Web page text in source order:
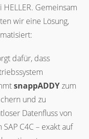
Gemeinsam
wir eine Lösung,
dafür, dass
snappADDYzum
und zu
Datenfluss von
C4C – exakt auf